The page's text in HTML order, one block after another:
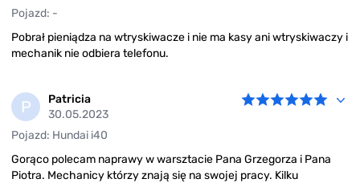
Pojazd: -
Pobrał pieniądza na wtryskiwacze i nie ma kasy ani wtryskiwaczy i
mechanik nie odbiera telefonu.
P
Patricia
30.05.2023
Pojazd: Hundai i40
Gorąco polecam naprawy w warsztacie Pana Grzegorza i Pana
Piotra. Mechanicy którzy znają się na swojej pracy. Kilku